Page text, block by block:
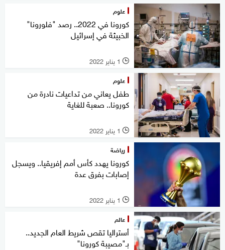
علوم
كورونا في 2022.. رصد "فلورونا"
الخبيثة في إسرائيل
l 1 يناير 2022
علوم
طفل يعاني من تداعيات نادرة من
كورونا.. صعبة للغاية
l 1 يناير 2022
رياضة
كورونا يهدد كأس أمم إفريقيا.. ويسجل
إصابات بفرق عدة
l 1 يناير 2022
عالم
أستراليا تقص شريط العام الجديد..
بـ"مصيبة كورونا"